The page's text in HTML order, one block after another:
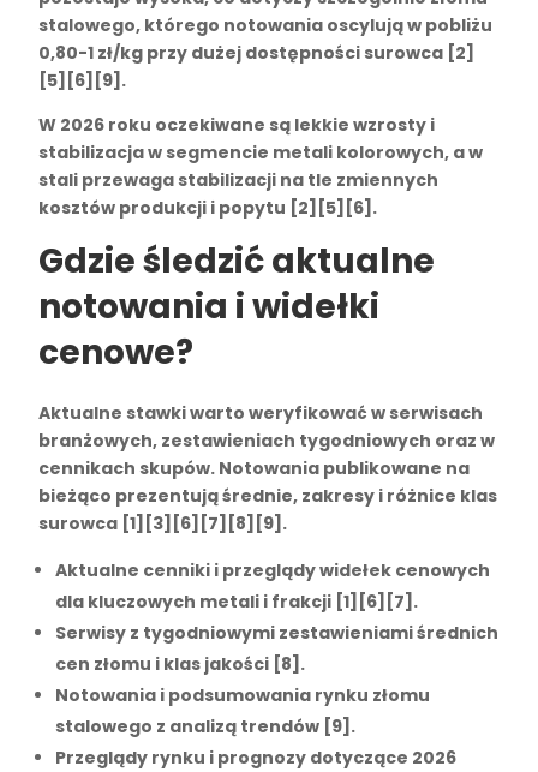
stalowego, którego notowania oscylują w pobliżu
0,80-1 zł/kg przy dużej dostępności surowca [2]
[5][6][9].
W 2026 roku oczekiwane są lekkie wzrosty i
stabilizacja w segmencie metali kolorowych, a w
stali przewaga stabilizacji na tle zmiennych
kosztów produkcji i popytu [2][5][6].
Gdzie śledzić aktualne
notowania i widełki
cenowe?
Aktualne stawki warto weryfikować w serwisach
branżowych, zestawieniach tygodniowych oraz w
cennikach skupów. Notowania publikowane na
bieżąco prezentują średnie, zakresy i różnice klas
surowca [1][3][6][7][8][9].
Aktualne cenniki i przeglądy widełek cenowych
dla kluczowych metali i frakcji [1][6][7].
Serwisy z tygodniowymi zestawieniami średnich
cen złomu i klas jakości [8].
Notowania i podsumowania rynku złomu
stalowego z analizą trendów [9].
Przeglądy rynku i prognozy dotyczące 2026